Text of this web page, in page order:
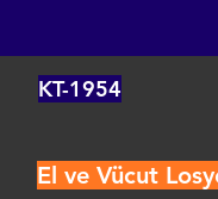
KT-1954
El ve Vücut